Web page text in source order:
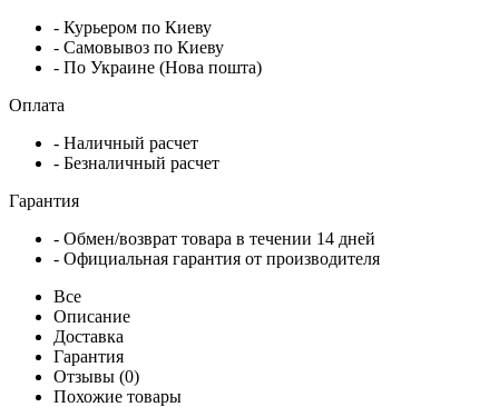
- Курьером по Киеву
- Самовывоз по Киеву
- По Украине (Нова пошта)
Оплата
- Наличный расчет
- Безналичный расчет
Гарантия
- Обмен/возврат товара в течении 14 дней
- Официальная гарантия от производителя
Все
Описание
Доставка
Гарантия
Отзывы (0)
Похожие товары